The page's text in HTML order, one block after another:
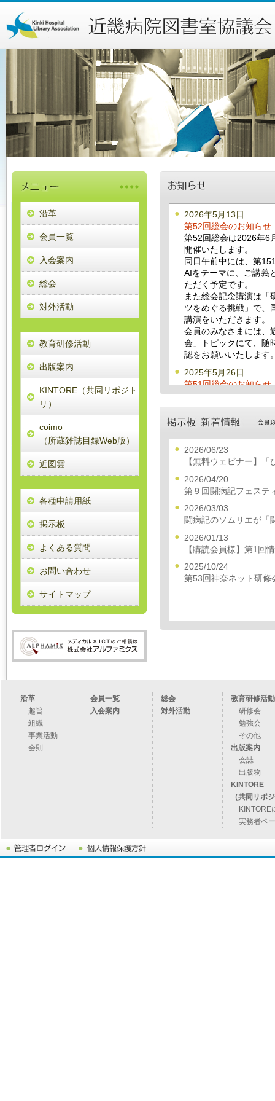
沿革
会員一覧
入会案内
総会
対外活動
教育研修活動
出版案内
KINTORE（共同リポジト
リ）
coimo
（所蔵雑誌目録Web版）
近図雲
各種申請用紙
掲示板
よくある質問
お問い合わせ
サイトマップ
2026年5月13日
第52回総会のお知らせ
第52回総会は2026年6
開催いたします。
同日午前中には、第
AIをテーマに、ご講義
ただく予定です。
また総会記念講演は「
ツをめぐる挑戦」で、
講演をいただきます。
会員のみなさまには、
会」トピックにて、随
認をお願いいたします
2025年5月26日
第51回総会のお知らせ
第51回総会は、6月13
におきまして、開催い
記念講演はNPO法人学
いてご講演いただく予
また、当日午前中は「
ーマに第150回研修会
す。万障お繰り合わせ
す。参加費が必要であ
もご参加いただけます
問合せページ内事務局
2025年3月5日
第51回総会開催につい
第51回総会は2025年6
開催いたします。
2024年11月27日
エラー解消まではお
へ1日一回程度ログイ
にお願いいたします
2024年4月15日
第149回研修会開催に
諸事情により、前回
す。新しいテーマは
りやすくする編」で
2024年3月29日
第50回総会・第149回
第50回総会は2024年5
2026/06/23
【無料ウェビナー】
2026/04/20
第９回闘病記フェステ
2026/03/03
闘病記のソムリエが「
2026/01/13
【購読会員様】第1回
2025/10/24
第53回神奈ネット研修
沿革
趣旨
組織
事業活動
会則
会員一覧
入会案内
総会
対外活動
教育研修活動
研修会
勉強会
その他
出版案内
会誌
出版物
KINTORE
（共同リポ
KINTORE
実務者ペ